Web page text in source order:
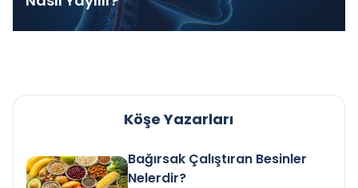
Köşe Yazarları
Bağırsak Çalıştıran Besinler
Nelerdir?